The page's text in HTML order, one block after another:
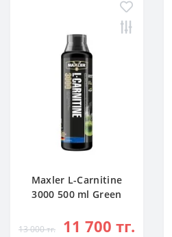
Maxler L-Carnitine
3000 500 ml Green
13 000 тг. 11 700 тг.